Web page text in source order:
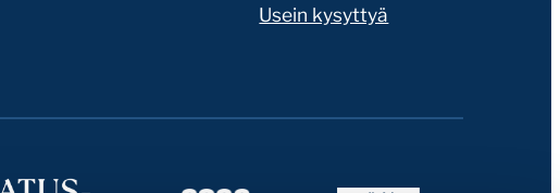
Usein kysyttyä